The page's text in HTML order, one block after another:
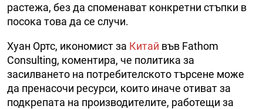
растежа, без да споменават конкретни стъпки в
посока това да се случи.
Хуан Ортс, икономист за Китай във Fathom
Consulting, коментира, че политика за
засилването на потребителското търсене може
да пренасочи ресурси, които иначе отиват за
подкрепата на производителите, работещи за